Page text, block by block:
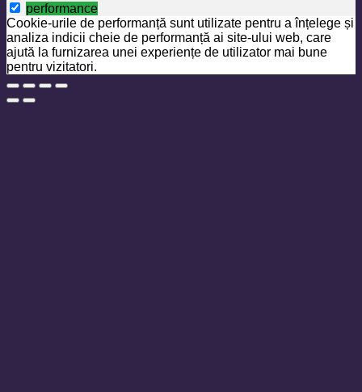
performance
Cookie-urile de performanță sunt utilizate pentru a înțelege și
analiza indicii cheie de performanță ai site-ului web, care
ajută la furnizarea unei experiențe de utilizator mai bune
pentru vizitatori.